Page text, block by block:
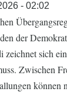
- 02:02
der
sich
Zwischen
können